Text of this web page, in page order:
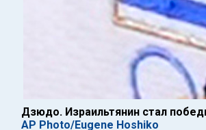
Дзюдо. Израильтянин стал
AP Photo/Eugene Hoshiko